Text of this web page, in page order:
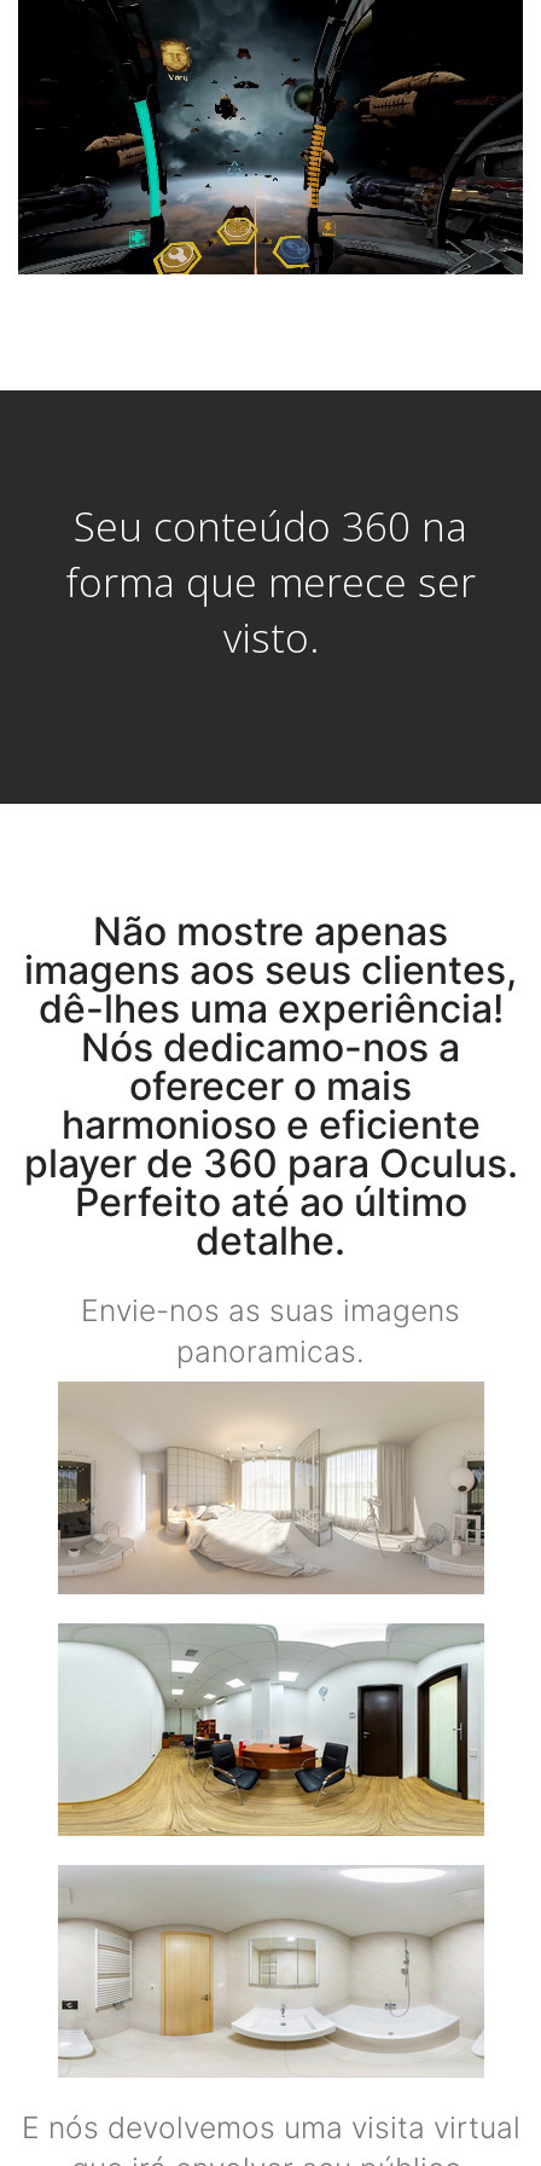
Seu conteúdo 360 na
forma que merece ser
visto.
Não mostre apenas
imagens aos seus clientes,
dê-lhes uma experiência!
Nós dedicamo-nos a
oferecer o mais
harmonioso e eficiente
player de 360​​ para Oculus.
Perfeito até ao último
detalhe.
Envie-nos as suas imagens
panoramicas.
E nós devolvemos uma visita virtual